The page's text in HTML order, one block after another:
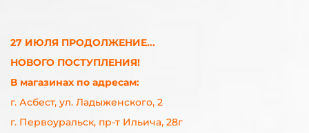
27 ИЮЛЯ ПРОДОЛЖЕНИЕ...
НОВОГО ПОСТУПЛЕНИЯ!
В магазинах по адресам:
г. Асбест, ул. Ладыженского, 2
г. Первоуральск, пр-т Ильича, 28г